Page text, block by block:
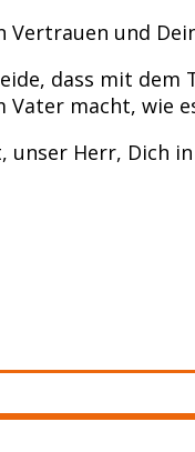
Vertrauen und
dass mit
Vater macht, wie
Herr, Dich